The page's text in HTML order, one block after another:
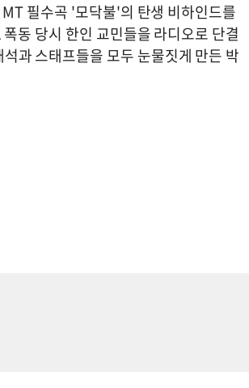
필수곡 '모닥불'의 탄생 비하인드를
동 당시 한인 교민들을 라디오로 단결
과 스태프들을 모두 눈물짓게 만든 박